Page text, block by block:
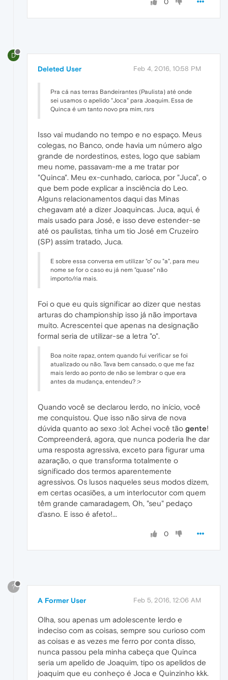
0
D
Deleted User Feb 4, 2016, 10:58 PM
Pra cá nas terras Bandeirantes (Paulista) até onde
sei usamos o apelido "Joca" para Joaquim. Essa de
Quinca é um tanto novo pra mim, rsrs
Isso vai mudando no tempo e no espaço. Meus
colegas, no Banco, onde havia um número algo
grande de nordestinos, estes, logo que sabiam
meu nome, passavam-me a me tratar por
"Quinca". Meu ex-cunhado, carioca, por "Juca", o
que bem pode explicar a insciência do Leo.
Alguns relacionamentos daqui das Minas
chegavam até a dizer Joaquincas. Juca, aqui, é
mais usado para José, e isso deve estender-se
até os paulistas, tinha um tio José em Cruzeiro
(SP) assim tratado, Juca.
E sobre essa conversa em utilizar "o" ou "a", para meu
nome se for o caso eu já nem "quase" não
importo/ria mais.
Foi o que eu quis significar ao dizer que nestas
arturas do championship isso já não importava
muito. Acrescentei que apenas na designação
formal seria de utilizar-se a letra "o".
Boa noite rapaz, ontem quando fui verificar se foi
atualizado ou não. Tava bem cansado, o que me faz
mais lerdo ao ponto de não se lembrar o que era
antes da mudança, entendeu? :>
Quando você se declarou lerdo, no início, você
me conquistou. Que isso não sirva de nova
dúvida quanto ao sexo :lol: Achei você tão gente!
Compreenderá, agora, que nunca poderia lhe dar
uma resposta agressiva, exceto para figurar uma
azaração, o que transforma totalmente o
significado dos termos aparentemente
agressivos. Os lusos naqueles seus modos dizem,
em certas ocasiões, a um interlocutor com quem
têm grande camaradagem, Oh, "seu" pedaço
d'asno. E isso é afeto!...
0
?
A Former User Feb 5, 2016, 12:06 AM
Olha, sou apenas um adolescente lerdo e
indeciso com as coisas, sempre sou curioso com
as coisas e as vezes me ferro por conta disso,
nunca passou pela minha cabeça que Quinca
seria um apelido de Joaquim, tipo os apelidos de
joaquim que eu conheço é Joca e Quinzinho kkk.